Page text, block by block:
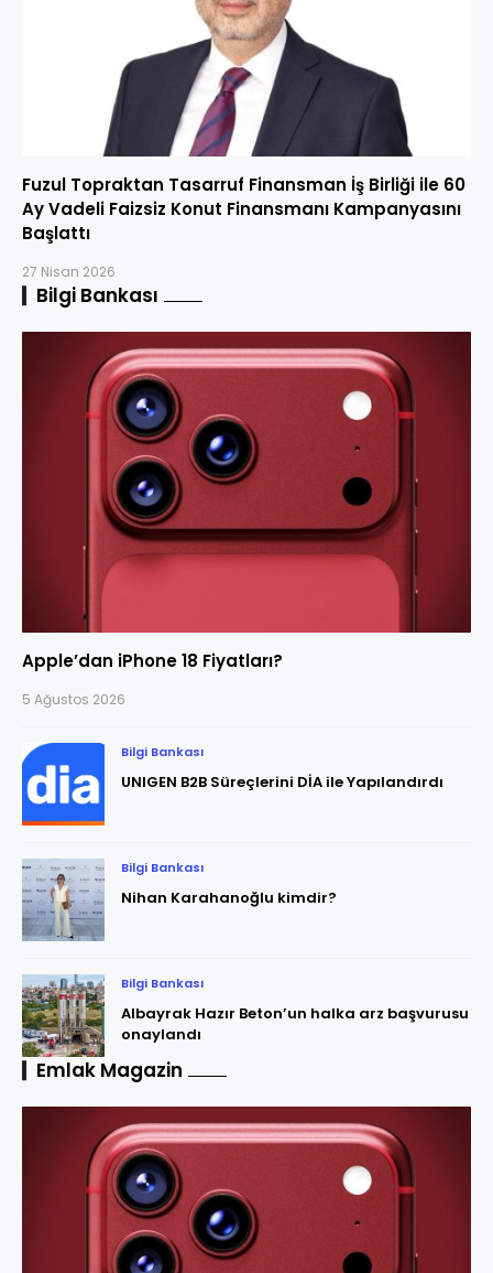
Fuzul Topraktan Tasarruf Finansman İş Birliği ile 60
Ay Vadeli Faizsiz Konut Finansmanı Kampanyasını
Başlattı
27 Nisan 2026
Bilgi Bankası
Apple’dan iPhone 18 Fiyatları?
5 Ağustos 2026
Bilgi Bankası
UNIGEN B2B Süreçlerini DİA ile Yapılandırdı
Bilgi Bankası
Nihan Karahanoğlu kimdir?
Bilgi Bankası
Albayrak Hazır Beton’un halka arz başvurusu
onaylandı
Emlak Magazin